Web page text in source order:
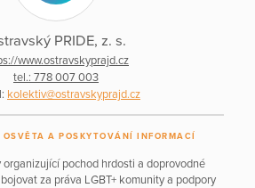
PRIDE, z. s.
www.ostravskyprajd.cz
tel.: 778 007 003
kolektiv@ostravskyprajd.cz
OSVĚTA A POSKYTOVÁNÍ INFORMACÍ
pochod hrdosti a doprovodné
za práva LGBT+ komunity a podpory